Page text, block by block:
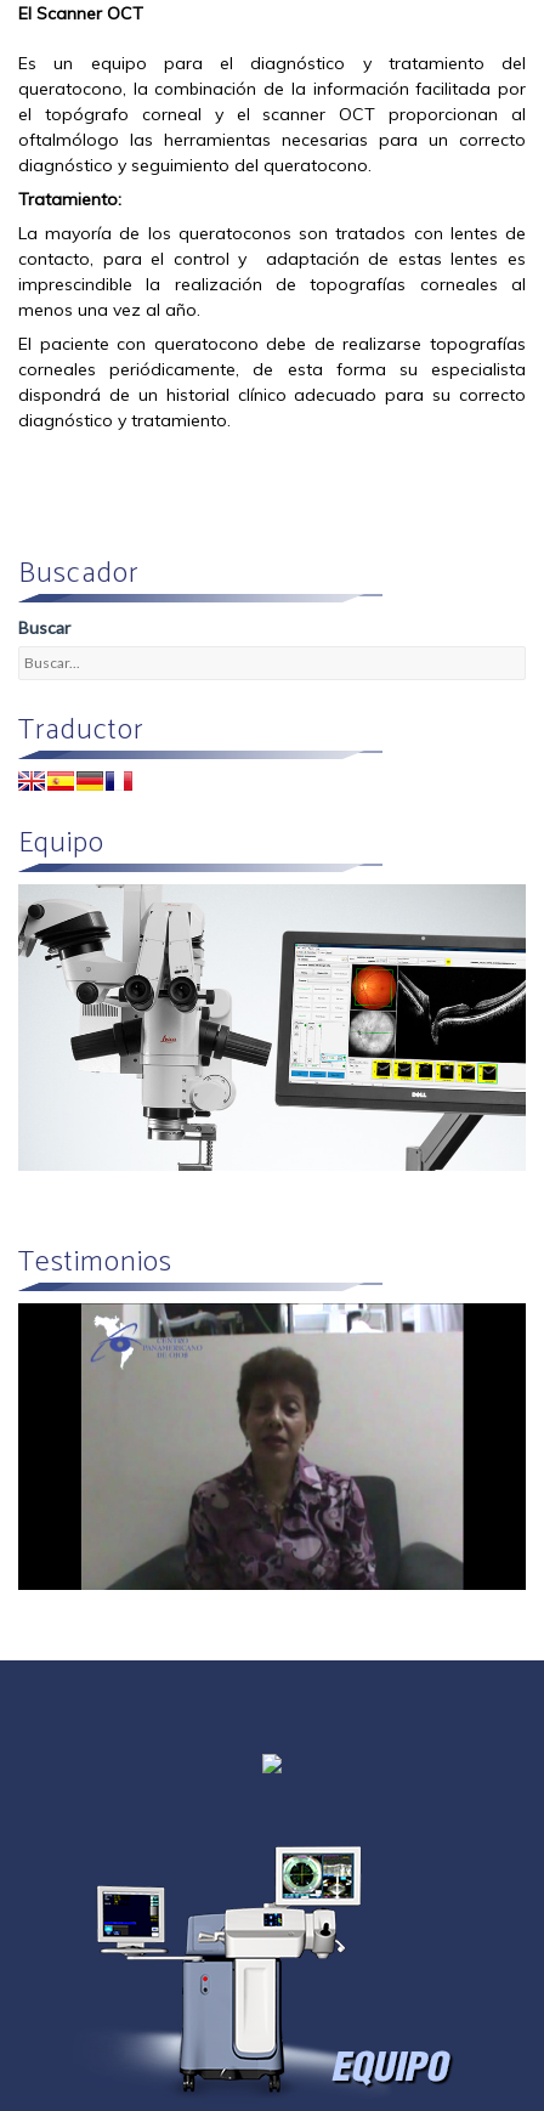
El Scanner OCT
Es un equipo para el diagnóstico y tratamiento del
queratocono, la combinación de la información facilitada por
el topógrafo corneal y el scanner OCT proporcionan al
oftalmólogo las herramientas necesarias para un correcto
diagnóstico y seguimiento del queratocono.
Tratamiento:
La mayoría de los queratoconos son tratados con lentes de
contacto, para el control y adaptación de estas lentes es
imprescindible la realización de topografías corneales al
menos una vez al año.
El paciente con queratocono debe de realizarse topografías
corneales periódicamente, de esta forma su especialista
dispondrá de un historial clínico adecuado para su correcto
diagnóstico y tratamiento.
Buscador
Buscar
Traductor
Equipo
Testimonios